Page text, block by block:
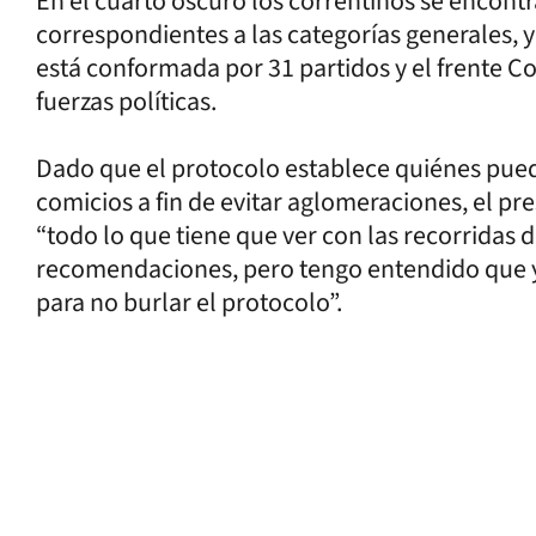
correspondientes a las categorías generales,
está conformada por 31 partidos y el frente
fuerzas políticas.
Dado que el protocolo establece quiénes
comicios a fin de evitar aglomeraciones, el
“todo lo que tiene que ver con las recorridas
recomendaciones, pero tengo entendido
para no burlar el protocolo”.